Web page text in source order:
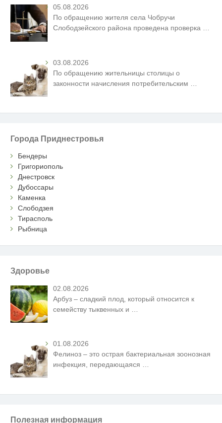
05.08.2026
По обращению жителя села Чобручи
Слободзейского района проведена проверка …
03.08.2026
По обращению жительницы столицы о
законности начисления потребительским
Города Приднестровья
Бендеры
Григориополь
Днестровск
Дубоссары
Каменка
Слободзея
Тирасполь
Рыбница
Здоровье
02.08.2026
Арбуз – сладкий плод, который относится к
семейству тыквенных и
01.08.2026
Фелиноз – это острая бактериальная зоонозная
инфекция, передающаяся
Полезная информация